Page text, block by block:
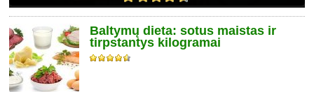
Baltymų dieta: sotus maistas ir
tirpstantys kilogramai